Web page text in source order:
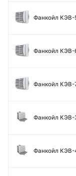
Фанкойл
Фанкойл
Фанкойл
Фанкойл
Фанкойл